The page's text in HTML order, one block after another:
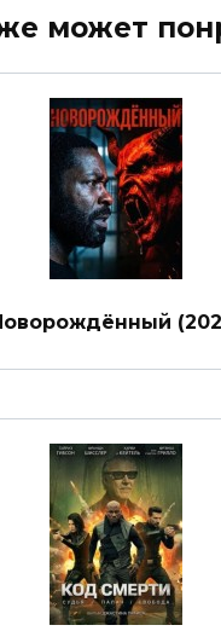
может